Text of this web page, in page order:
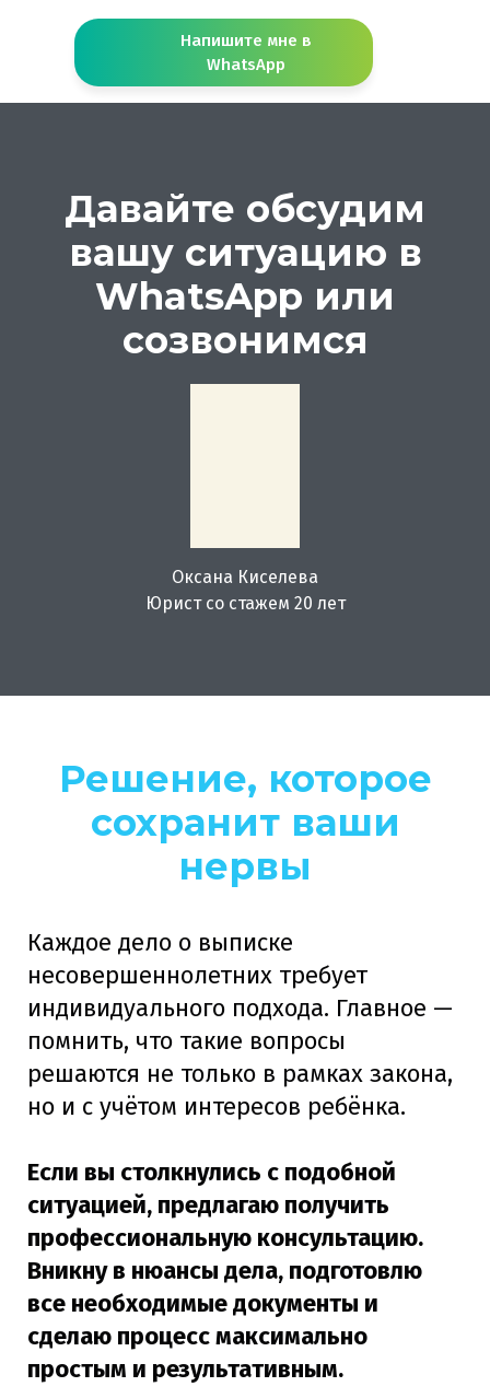
Напишите мне в
WhatsApp
Давайте обсудим
вашу ситуацию в
WhatsApp или
созвонимся
Оксана Киселева
Юрист со стажем 20 лет
Решение, которое
сохранит ваши
нервы
Каждое дело о выписке
несовершеннолетних требует
индивидуального подхода. Главное —
помнить, что такие вопросы
решаются не только в рамках закона,
но и с учётом интересов ребёнка.
Если вы столкнулись с подобной
ситуацией, предлагаю получить
профессиональную консультацию.
Вникну в нюансы дела, подготовлю
все необходимые документы и
сделаю процесс максимально
простым и результативным.